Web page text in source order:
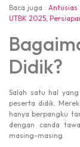
Baca juga : Antusias
UTBK 2025,
Didik?
Salah satu hal
peserta didik.
hanya berpangku
dengan canda
masing-masing.